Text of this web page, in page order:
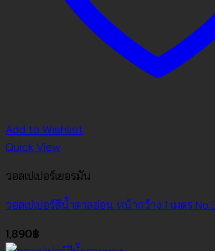
Add to Wishlist
Quick View
วอลเปเปอร์เยอรมัน
วอลเปเปอร์สีน้ำตาลอ่อน หน้ากว้าง 1 เมตร
1,890฿